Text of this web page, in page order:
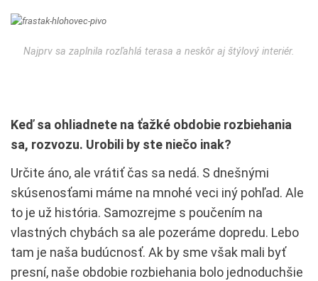
Najprv sa zaplnila rozľahlá terasa a neskôr aj štýlový interiér.
Keď sa ohliadnete na ťažké obdobie rozbiehania
sa, rozvozu. Urobili by ste niečo inak?
Určite áno, ale vrátiť čas sa nedá. S dnešnými
skúsenosťami máme na mnohé veci iný pohľad. Ale
to je už história. Samozrejme s poučením na
vlastných chybách sa ale pozeráme dopredu. Lebo
tam je naša budúcnosť. Ak by sme však mali byť
presní, naše obdobie rozbiehania bolo jednoduchšie